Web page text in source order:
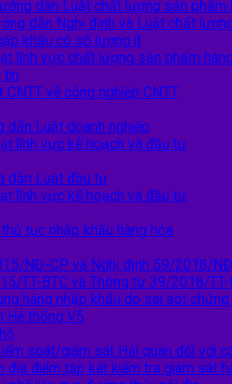
dẫn Luật chất lượng sản phẩm
dẫn Nghị định và Luật chất
khẩu có số lượng ít
lĩnh vực chất lượng sản phẩm
tin
về công nghiệp CNTT
dẫn Luật doanh nghiệp
lĩnh vực kế hoạch và đầu tư
dẫn Luật đầu tư
lĩnh vực kế hoạch và đầu tư
tục nhập khẩu hàng hóa
NĐ-CP và Nghị định 59/2018/
TT-BTC và Thông tư 39/2018/TT-
hàng nhập khẩu do sai sót
Hệ thống V5
soát/giám sát Hải quan đối với
địa điểm tập kết kiểm tra giám sát